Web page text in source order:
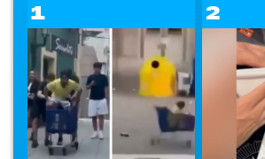
1 2